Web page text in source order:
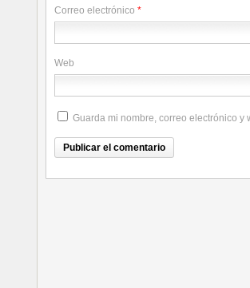
Correo electrónico *
Web
Guarda mi nombre, correo electrónico